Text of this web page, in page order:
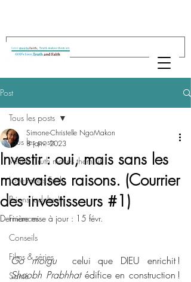
Post
Tous les posts
Vérités (Truth makes them sit)
Love meets Faith
Prions (adultes)
Finances
Conseils
Films & séries
Santé
Tous les posts
Investir : oui, mais sans les
mauvaises raisons. (Courrier
des investisseurs #1)
Simone-Christelle NgoMakon
8 janv. 2023
Dernière mise à jour : 15 févr.
Go morgu
Shoobh Prabhhat édifice en construction !